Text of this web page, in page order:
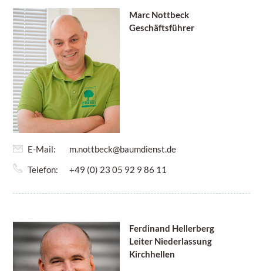
Marc Nottbeck
Geschäftsführer
E-Mail:
m.nottbeck@baumdienst.de
Telefon:
+49 (0) 23 05 92 9 86 11
Ferdinand Hellerberg
Leiter Niederlassung
Kirchhellen